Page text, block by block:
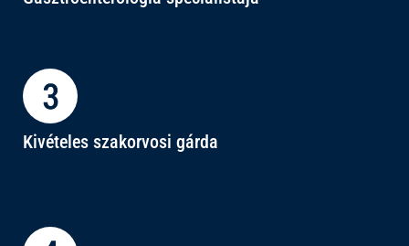
Kivételes szakorvosi gárda